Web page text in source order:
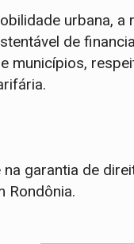
urbana, a
de
municípios,
garantia de
Rondônia.